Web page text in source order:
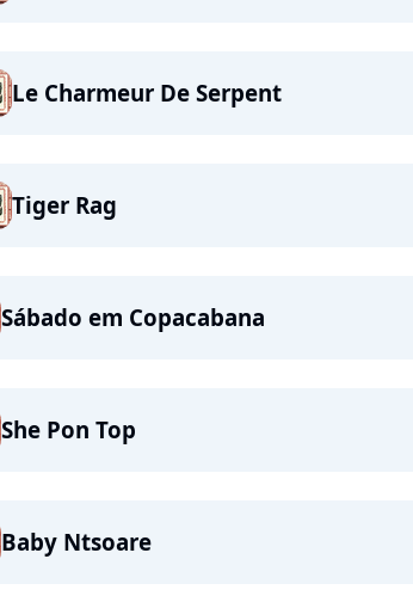
Le Charmeur De Serpent
Tiger Rag
Sábado em Copacabana
She Pon Top
Baby Ntsoare